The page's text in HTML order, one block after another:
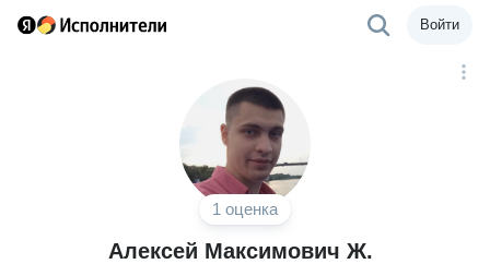
Войти
1 оценка
Алексей Максимович Ж.